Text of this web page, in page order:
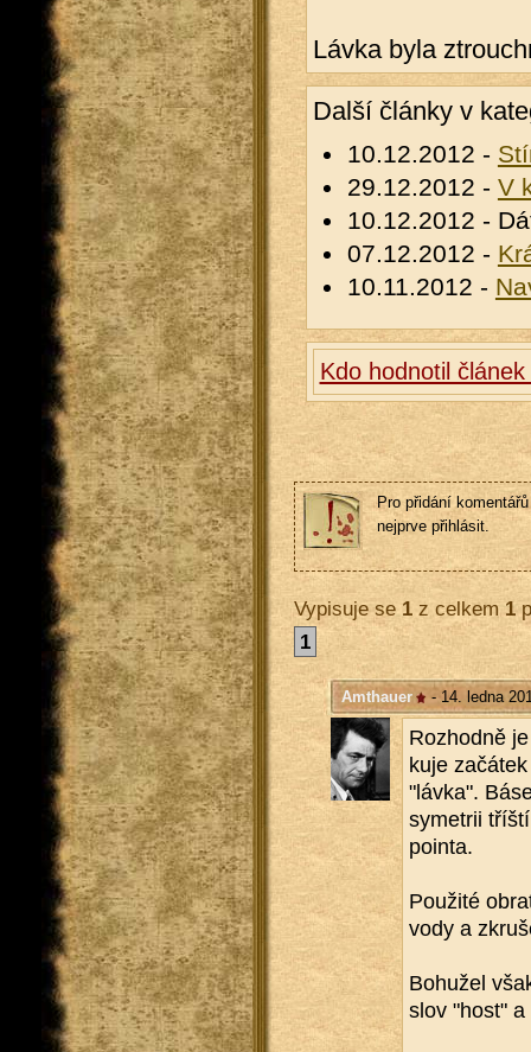
Lávka byla
Další články v
10.12.2012 -
29.12.2012 - V
10.12.2012 -
07.12.2012 -
10.11.2012 -
Kdo hodnotil
Pro přidání
nejprve přihlásit.
Vypisuje se1z celkem1
1
Amthauer - 14. ledna
Roz­hod­ně
ku­je
"lávka".
sy­me­t­rii
poin­ta.
Po­u­ži­té
vody a
Bo­hu­žel
slov "host"